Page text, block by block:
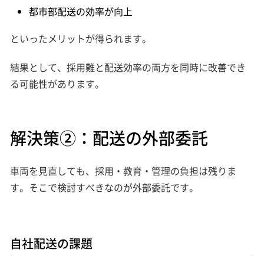
都市部配送の効率が向上
といったメリットが得られます。
結果として、採用難と配送効率の両方を同時に改善でき
る可能性があります。
解決策②：配送の外部委託
車両を見直しても、採用・教育・管理の負担は残りま
す。そこで検討すべきなのが外部委託です。
自社配送の課題